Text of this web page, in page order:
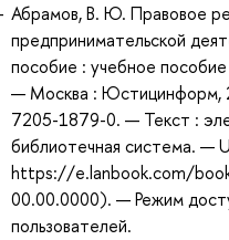
Абрамов, В. Ю. Правовое
предпринимательской
пособие : учебное
— Москва : Юстицинформ,
7205-1879-0. — Текст :
библиотечная система. —
https://e.lanbook.com/
00.00.0000). — Режим
пользователей.